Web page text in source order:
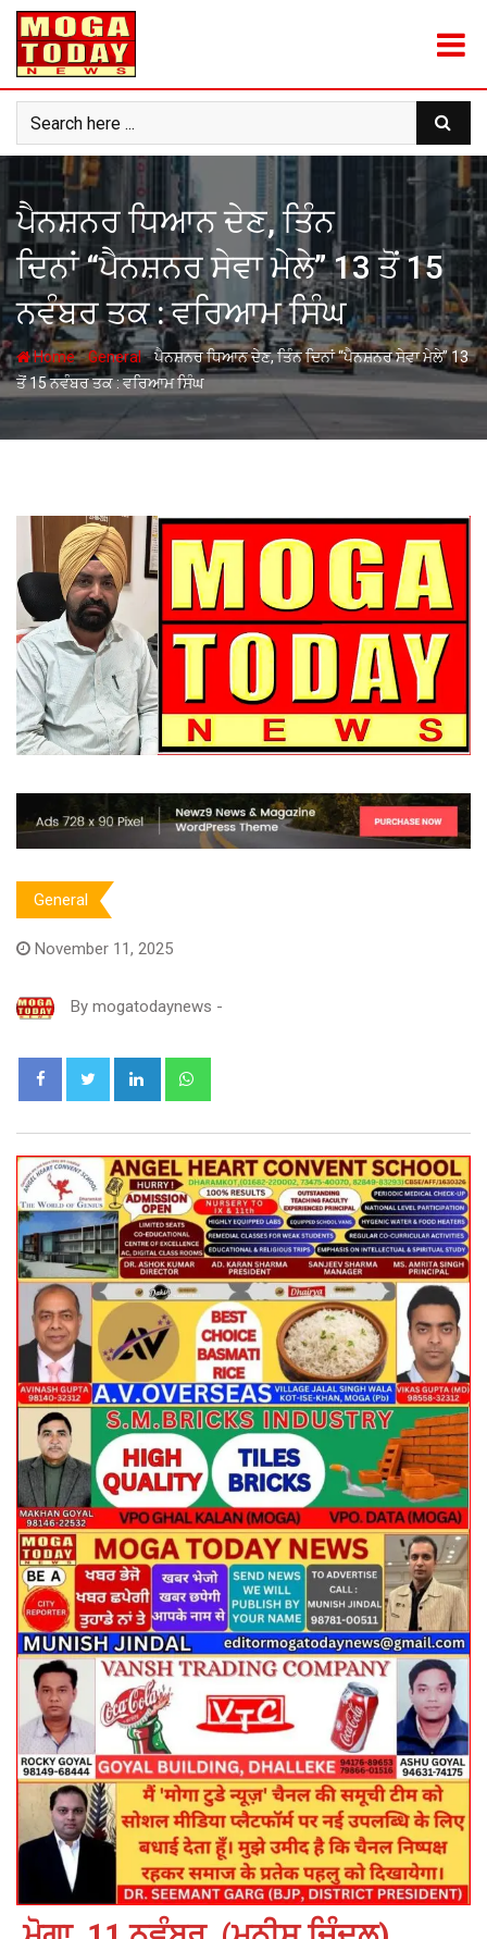
Skip
content
ਪੈਨਸ਼ਨਰ ਧਿਆਨ ਦੇਣ, ਤਿੰਨ
ਦਿਨਾਂ “ਪੈਨਸ਼ਨਰ ਸੇਵਾ ਮੇਲੇ” 13 ਤੋਂ 15
ਨਵੰਬਰ ਤਕ : ਵਰਿਆਮ ਸਿੰਘ
Home-General-ਪੈਨਸ਼ਨਰ ਧਿਆਨ ਦੇਣ, ਤਿੰਨ ਦਿਨਾਂ “ਪੈਨਸ਼ਨਰ ਸੇਵਾ ਮੇਲੇ” 13
ਤੋਂ 15 ਨਵੰਬਰ ਤਕ : ਵਰਿਆਮ ਸਿੰਘ
General
November 11, 2025
By mogatodaynews -
LinkedIn